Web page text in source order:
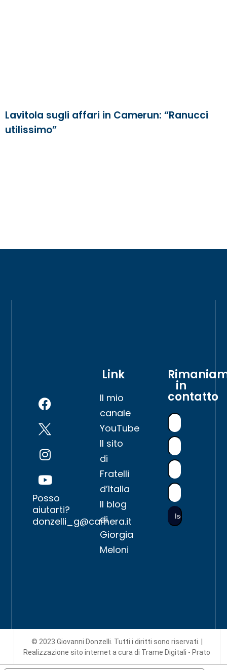
Lavitola sugli affari in Camerun: “Ranucci
utilissimo”
Posso
aiutarti?
donzelli_g@camera.it
Link
Il mio
canale
YouTube
Il sito
di
Fratelli
d’Italia
Il blog
di
Giorgia
Meloni
in
contatto
© 2023 Giovanni Donzelli. Tutti i diritti sono riservati. |
Realizzazione sito interneta cura di Trame Digitali - Prato